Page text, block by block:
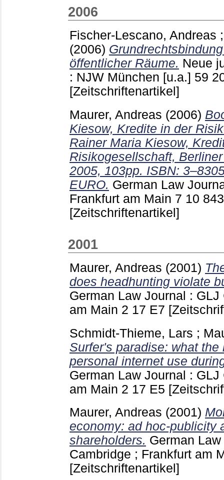
2006
Fischer-Lescano, Andreas
(2006)
öffentlicher Räume. Neue
: NJW München [u.a.] 59
[Zeitschriftenartikel]
Maurer, Andreas (2006)
Kiesow, Kredite in der
Rainer Maria Kiesow,
Risikogesellschaft,
2005, 103pp. ISBN:
EURO. German Law
Frankfurt am Main 7 10
[Zeitschriftenartikel]
2001
Maurer, Andreas (2001)
does headhunting violate
German Law Journal :
am Main 2 17 E7
Schmidt-Thieme, Lars ;
Surfer's paradise: what the
personal internet use
German Law Journal :
am Main 2 17 E5
Maurer, Andreas (2001)
economy: ad hoc-publicity
shareholders. German
Cambridge ; Frankfurt am
[Zeitschriftenartikel]